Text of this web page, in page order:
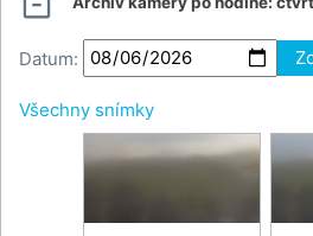
Datum:
Všechny snímky